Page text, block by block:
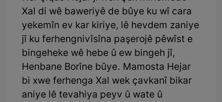
Xal di wê baweriyê de bûye ku wî cara
yekemîn ev kar kiriye, lê hevdem zaniye
jî ku ferhengnivîsîna paşerojê pêwîst e
bingeheke wê hebe û ew bingeh jî,
Henbane Borîne bûye. Mamosta Hejar
bi xwe ferhenga Xal wek çavkanî bikar
aniye lê tevahiya peyv û wate û